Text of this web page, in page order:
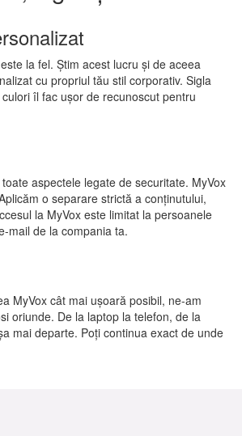
la fel. Știm acest lucru și de aceea
cu propriul tău stil corporativ. Sigla
îl fac ușor de recunoscut pentru
aspectele legate de securitate. MyVox
o separare strictă a conținutului,
la MyVox este limitat la persoanele
mail de la compania ta.
MyVox cât mai ușoară posibil, ne-am
oriunde. De la laptop la telefon, de la
mai departe. Poți continua exact de unde